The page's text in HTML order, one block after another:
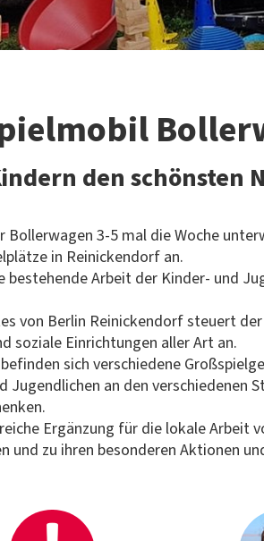
den schönsten
3-5 mal die Woche
in Reinickendorf an.
bestehende Arbeit der Kinder- und
von Berlin Reinickendorf steuert
soziale Einrichtungen aller Art an.
sich verschiedene
Jugendlichen an den verschiedenen
Ergänzung für die lokale Arbeit
und zu ihren besonderen Aktionen